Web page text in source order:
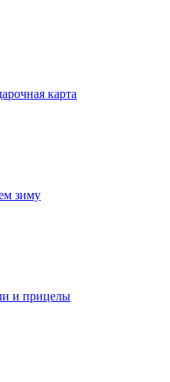
карта
зиму
и прицелы